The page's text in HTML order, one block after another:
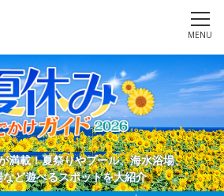
MENU
満載！夏祭りやプール、海水浴場、
ど遊べるスポットを大紹介